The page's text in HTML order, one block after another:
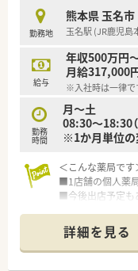
は約124日ございま
■子育て支援も
方をサポートす
育休はお子さん
年生の修了まで
＜研修制度・ス
■独自の研修シス
プを支援していま
その他、カフェ
■将来は専門薬剤
しての店舗運営に
が描けます。
＜こんな方にもお
勤務地
熊本県 玉名市
玉名駅 (JR鹿児島
給与
年収500万円
月給317,000
※入社時は一律で
勤務
時間
月～土
08:30～18:30
※1か月単位の
＜こんな薬局です
■1店舗の個人薬
■今後出店予定も
＜こんな店舗です＞
■近隣の耳鼻咽喉
す。
詳細を見る